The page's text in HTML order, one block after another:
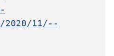
2020/11/--